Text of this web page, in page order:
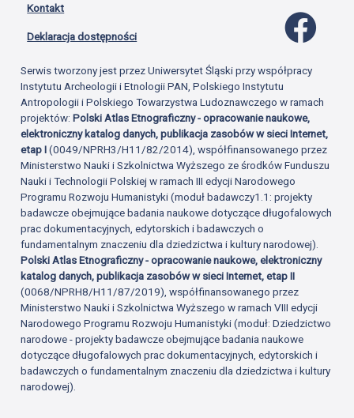
Kontakt
Deklaracja dostępności
Serwis tworzony jest przez Uniwersytet Śląski przy współpracy
Instytutu Archeologii i Etnologii PAN, Polskiego Instytutu
Antropologii i Polskiego Towarzystwa Ludoznawczego w ramach
projektów:Polski Atlas Etnograficzny - opracowanie naukowe,
elektroniczny katalog danych, publikacja zasobów w sieci Internet,
etap I(0049/NPRH3/H11/82/2014), współfinansowanego przez
Ministerstwo Nauki i Szkolnictwa Wyższego ze środków Funduszu
Nauki i Technologii Polskiej w ramach III edycji Narodowego
Programu Rozwoju Humanistyki (moduł badawczy1.1: projekty
badawcze obejmujące badania naukowe dotyczące długofalowych
prac dokumentacyjnych, edytorskich i badawczych o
fundamentalnym znaczeniu dla dziedzictwa i kultury narodowej).
Polski Atlas Etnograficzny - opracowanie naukowe, elektroniczny
katalog danych, publikacja zasobów w sieci Internet, etap II
(0068/NPRH8/H11/87/2019), współfinansowanego przez
Ministerstwo Nauki i Szkolnictwa Wyższego w ramach VIII edycji
Narodowego Programu Rozwoju Humanistyki (moduł: Dziedzictwo
narodowe - projekty badawcze obejmujące badania naukowe
dotyczące długofalowych prac dokumentacyjnych, edytorskich i
badawczych o fundamentalnym znaczeniu dla dziedzictwa i kultury
narodowej).